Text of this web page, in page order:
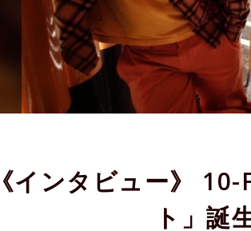
《インタビュー》
ト」誕